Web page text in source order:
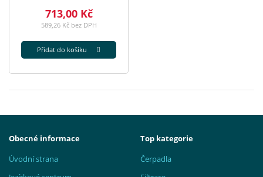
713,00 Kč
589,26 Kč bez DPH
Přidat do košíku
Obecné informace
Úvodní strana
Top kategorie
Čerpadla